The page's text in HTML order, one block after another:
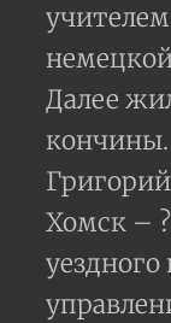
Далее
кончины.
Хомск –